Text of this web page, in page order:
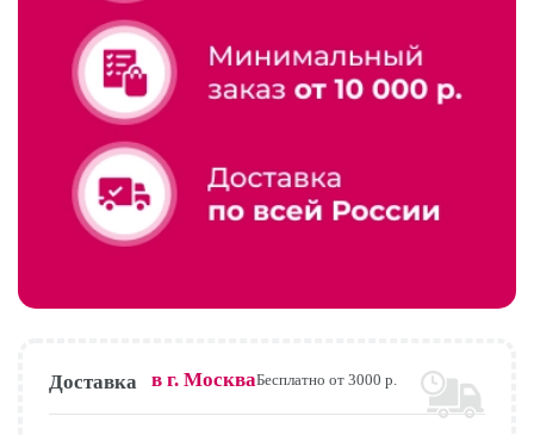
Доставка в г. МоскваБесплатно от 3000 р.